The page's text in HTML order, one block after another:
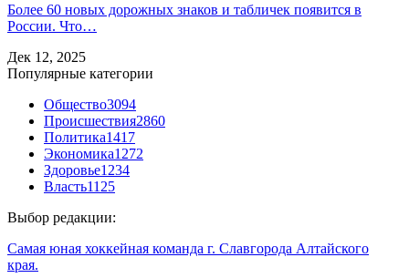
Более 60 новых дорожных знаков и табличек появится в
России. Что…
Дек 12, 2025
Популярные категории
Общество3094
Происшествия2860
Политика1417
Экономика1272
Здоровье1234
Власть1125
Выбор редакции:
Самая юная хоккейная команда г. Славгорода Алтайского
края.